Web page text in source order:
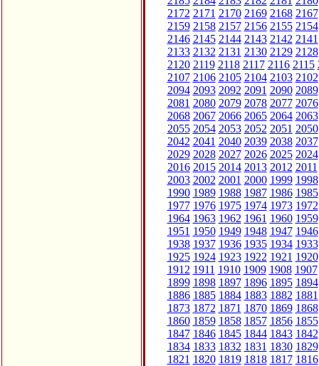
2172 2171 2170 2169 2168 2167
2159 2158 2157 2156 2155 2154
2146 2145 2144 2143 2142 2141
2133 2132 2131 2130 2129 2128
2120 2119 2118 2117 2116 2115
2107 2106 2105 2104 2103 2102
2094 2093 2092 2091 2090 2089
2081 2080 2079 2078 2077 2076
2068 2067 2066 2065 2064 2063
2055 2054 2053 2052 2051 2050
2042 2041 2040 2039 2038 2037
2029 2028 2027 2026 2025 2024
2016 2015 2014 2013 2012 2011
2003 2002 2001 2000 1999 1998
1990 1989 1988 1987 1986 1985
1977 1976 1975 1974 1973 1972
1964 1963 1962 1961 1960 1959
1951 1950 1949 1948 1947 1946
1938 1937 1936 1935 1934 1933
1925 1924 1923 1922 1921 1920
1912 1911 1910 1909 1908 1907
1899 1898 1897 1896 1895 1894
1886 1885 1884 1883 1882 1881
1873 1872 1871 1870 1869 1868
1860 1859 1858 1857 1856 1855
1847 1846 1845 1844 1843 1842
1834 1833 1832 1831 1830 1829
1821 1820 1819 1818 1817 1816